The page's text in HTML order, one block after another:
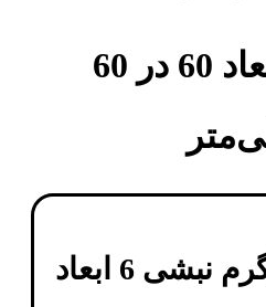
نبشی 6 ابعاد 60 در 60
نبشی 6 ابعاد